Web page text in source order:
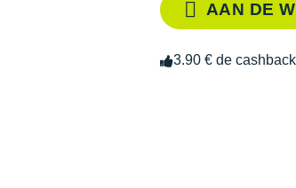
AAN DE
3.90 € de cashback